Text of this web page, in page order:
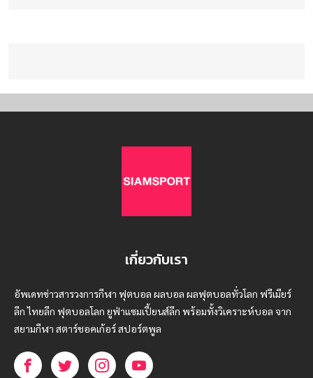
เกี่ยวกับเรา
อัพเดทข่าวสารวงการกีฬา ฟุตบอล ผลบอล ผลฟุตบอลทั่วโลก ฟรีเมียร์
ลีก ไทยลีก ฟุตบอลโลก ยูฟ่าแซมเปี้ยนส์ลีก พร้อมทั้งวิเคราะห์บอล จาก
สยามกีฬา สตาร์ชอคเก้อร์ สปอร์ตพูล